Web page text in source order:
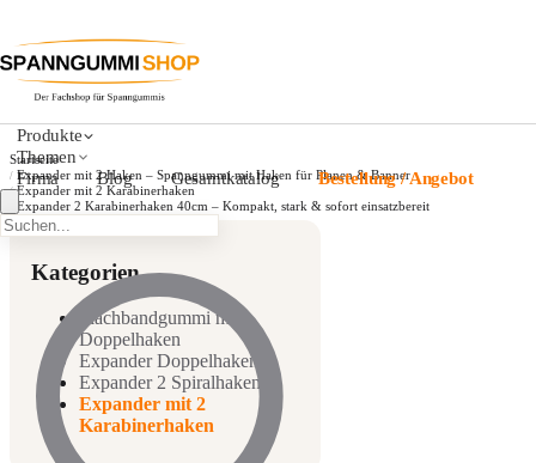
Produkte
Themen
Firma
Blog Gesamtkatalog Bestellung / Angebot
Startseite
/ Expander mit 2 Haken – Spanngummi mit Haken für Planen & Banner
/ Expander mit 2 Karabinerhaken
Expander 2 Karabinerhaken 40cm – Kompakt, stark & sofort einsatzbereit
Kategorien
Flachbandgummi mit
Doppelhaken
Expander Doppelhaken
Expander 2 Spiralhaken
Expander mit 2
Karabinerhaken
Expanderseile 2
Karabinerhaken 50cm